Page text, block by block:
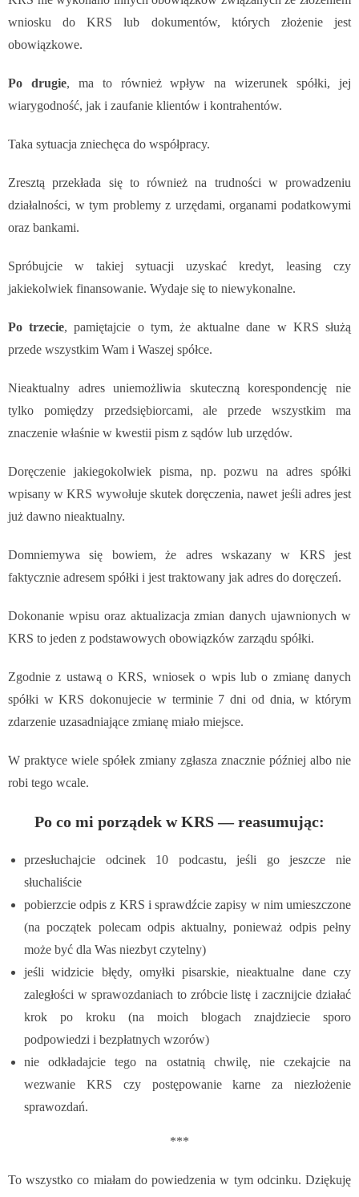
wniosku do KRS lub dokumentów, których złożenie jest
obowiązkowe.
Po drugie, ma to również wpływ na wizerunek spółki, jej
wiarygodność, jak i zaufanie klientów i kontrahentów.
Taka sytuacja zniechęca do współpracy.
Zresztą przekłada się to również na trudności w prowadzeniu
działalności, w tym problemy z urzędami, organami podatkowymi
oraz bankami.
Spróbujcie w takiej sytuacji uzyskać kredyt, leasing czy
jakiekolwiek finansowanie. Wydaje się to niewykonalne.
Po trzecie, pamiętajcie o tym, że aktualne dane w KRS służą
przede wszystkim Wam i Waszej spółce.
Nieaktualny adres uniemożliwia skuteczną korespondencję nie
tylko pomiędzy przedsiębiorcami, ale przede wszystkim ma
znaczenie właśnie w kwestii pism z sądów lub urzędów.
Doręczenie jakiegokolwiek pisma, np. pozwu na adres spółki
wpisany w KRS wywołuje skutek doręczenia, nawet jeśli adres jest
już dawno nieaktualny.
Domniemywa się bowiem, że adres wskazany w KRS jest
faktycznie adresem spółki i jest traktowany jak adres do doręczeń.
Dokonanie wpisu oraz aktualizacja zmian danych ujawnionych w
KRS to jeden z podstawowych obowiązków zarządu spółki.
Zgodnie z ustawą o KRS, wniosek o wpis lub o zmianę danych
spółki w KRS dokonujecie w terminie 7 dni od dnia, w którym
zdarzenie uzasadniające zmianę miało miejsce.
W praktyce wiele spółek zmiany zgłasza znacznie później albo nie
robi tego wcale.
Po co mi porządek w KRS — reasumując:
przesłuchajcie odcinek 10 podcastu, jeśli go jeszcze nie
słuchaliście
pobierzcie odpis z KRS i sprawdźcie zapisy w nim umieszczone
(na początek polecam odpis aktualny, ponieważ odpis pełny
może być dla Was niezbyt czytelny)
jeśli widzicie błędy, omyłki pisarskie, nieaktualne dane czy
zaległości w sprawozdaniach to zróbcie listę i zacznijcie działać
krok po kroku (na moich blogach znajdziecie sporo
podpowiedzi i bezpłatnych wzorów)
nie odkładajcie tego na ostatnią chwilę, nie czekajcie na
wezwanie KRS czy postępowanie karne za niezłożenie
sprawozdań.
***
To wszystko co miałam do powiedzenia w tym odcinku. Dziękuję